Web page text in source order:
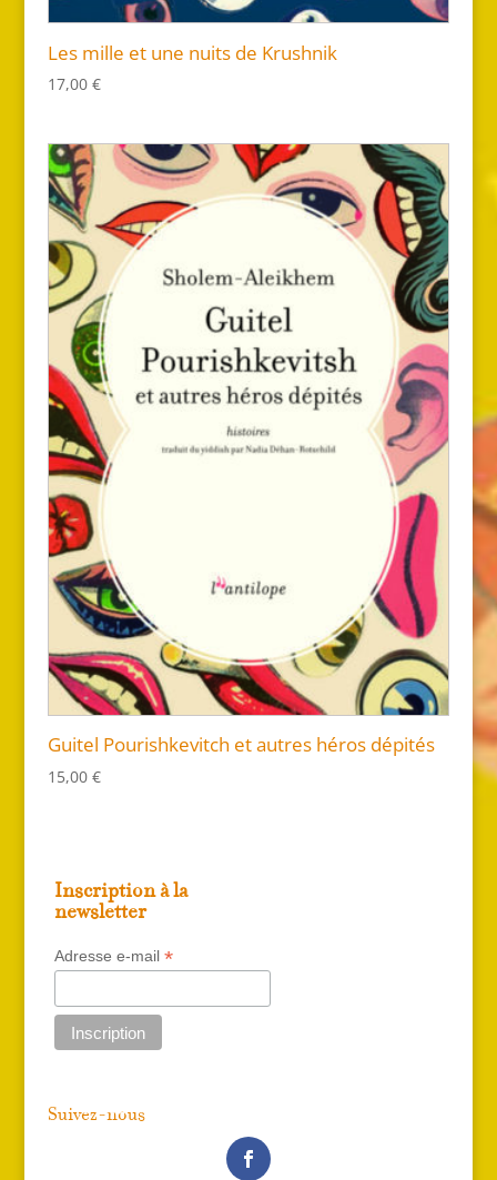
Les mille et une nuits de Krushnik
17,00 €
Guitel Pourishkevitch et autres héros dépités
15,00 €
Inscription à la
newsletter
Adresse e-mail *
Suivez-nous